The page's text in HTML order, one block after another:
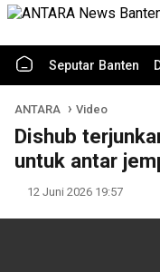
Seputar Banten
ANTARA Video
Dishub
untuk antar
12 Juni 2026 19:57